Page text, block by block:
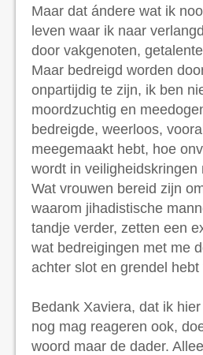
Maar dat ándere wat ik
leven waar ik naar
door vakgenoten,
Maar bedreigd worden
onpartijdig te zijn, ik ben
moordzuchtig en
bedreigde, weerloos,
meegemaakt hebt, hoe
wordt in
Wat vrouwen bereid zijn
waarom jihadistische
tandje verder, zetten een
wat bedreigingen met me
achter slot en grendel hebt
Bedank Xaviera, dat ik
nog mag reageren ook,
woord maar de dader.